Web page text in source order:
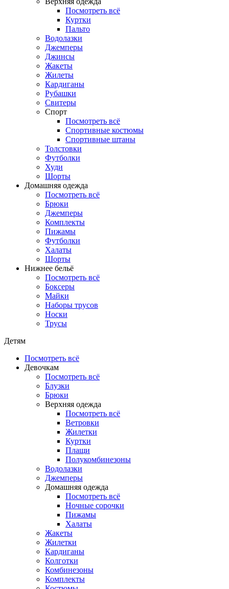
Посмотреть всё
Куртки
Пальто
Водолазки
Джемперы
Джинсы
Жакеты
Жилеты
Кардиганы
Рубашки
Свитеры
Спорт
Посмотреть всё
Спортивные костюмы
Спортивные штаны
Толстовки
Футболки
Худи
Шорты
Домашняя одежда
Посмотреть всё
Брюки
Джемперы
Комплекты
Пижамы
Футболки
Халаты
Шорты
Нижнее бельё
Посмотреть всё
Боксеры
Майки
Наборы трусов
Носки
Трусы
Детям
Посмотреть всё
Девочкам
Посмотреть всё
Блузки
Брюки
Верхняя одежда
Посмотреть всё
Ветровки
Жилетки
Куртки
Плащи
Полукомбинезоны
Водолазки
Джемперы
Домашняя одежда
Посмотреть всё
Ночные сорочки
Пижамы
Халаты
Жакеты
Жилетки
Кардиганы
Колготки
Комбинезоны
Комплекты